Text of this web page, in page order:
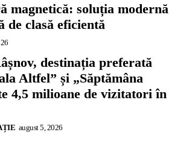
magnetică: soluția modernă
de clasă eficientă
destinația preferată
Altfel” și „Săptămâna
4,5 milioane de vizitatori în
august 5, 2026